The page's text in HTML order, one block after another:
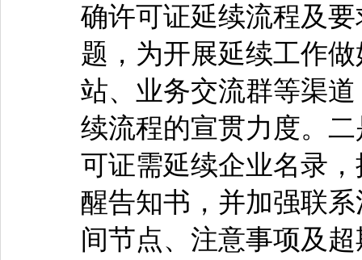
确许可证延续流程及
题，为开展延续工作
站、业务交流群等渠
续流程的宣贯力度。
可证需延续企业名录
醒告知书，并加强联
间节点、注意事项及